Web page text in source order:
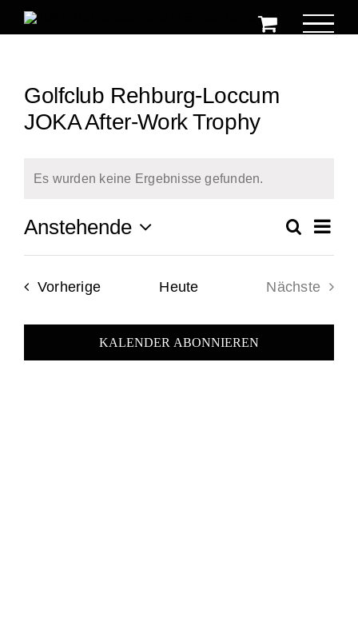
Zum
Inhalt
Golfclub Rehburg-Loccum
JOKA After-Work Trophy
Es wurden keine Ergebnisse gefunden.
Suche
Anstehende
Datum
VorherigeVeranstaltungen
Heute
Nächste
KALENDER ABONNIEREN